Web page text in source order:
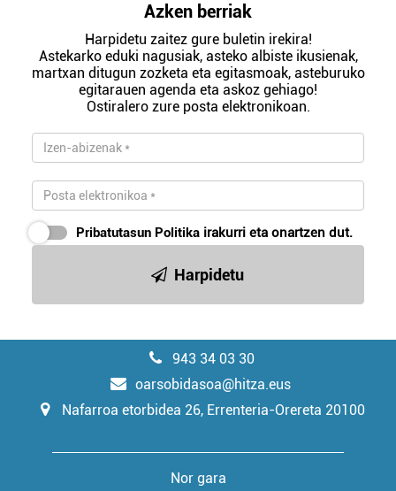
Azken berriak
Harpidetu zaitez gure buletin irekira!
Astekarko eduki nagusiak, asteko albiste ikusienak,
martxan ditugun zozketa eta egitasmoak, asteburuko
egitarauen agenda eta askoz gehiago!
Ostiralero zure posta elektronikoan.
Pribatutasun Politika irakurri eta onartzen dut.
Harpidetu
943 34 03 30
oarsobidasoa@hitza.eus
Nafarroa etorbidea 26, Errenteria-Orereta 20100
Nor gara